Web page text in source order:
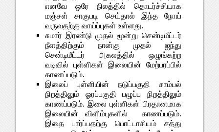
எனவே ஒரே நிலத்தில் தொடர்ச்சியாக
மஞ்சள் சாகுபடி செய்தால் இந்த நோய்
வருவதற்கு வாய்ப்புகள் உள்ளது.
சுமார் இரண்டு முதல் மூன்று சென்டிமீட்டர்
நீளத்திற்கும் நான்கு முதல் ஐந்து
சென்டிமீட்டர் அகலத்தில் ஒழுங்கற்ற
வடிவில் புள்ளிகள் இலையின் மேற்பரப்பில்
காணப்படும்.
இலைப் புள்ளியின் நடுப்பகுதி சாம்பல்
நிறத்திலும் ஓரப்பகுதி பழுப்பு நிறத்திலும்
காணப்படும். இலை புள்ளிகள் பிரதானமாக
இலையின் விளிம்புகளில் காணப்படும்.
இதை பார்ப்பதற்கு பொட்டாசியம் சத்து